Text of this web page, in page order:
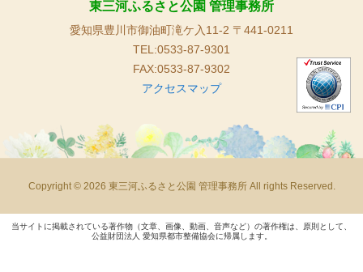
東三河ふるさと公園 管理事務所
愛知県豊川市御油町滝ケ入11-2 〒441-0211
TEL:0533-87-9301
FAX:0533-87-9302
アクセスマップ
Copyright © 2026 東三河ふるさと公園 管理事務所 All rights Reserved.
当サイトに掲載されている著作物（文章、画像、動画、音声など）の著作権は、原則として、
公益財団法人 愛知県都市整備協会に帰属します。